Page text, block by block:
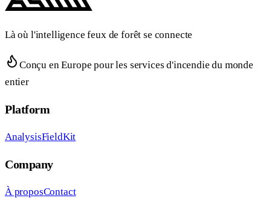
Là où l'intelligence feux de forêt se connecte
Conçu en Europe pour les services d'incendie du monde
entier
Platform
AnalysisFieldKit
Company
À proposContact